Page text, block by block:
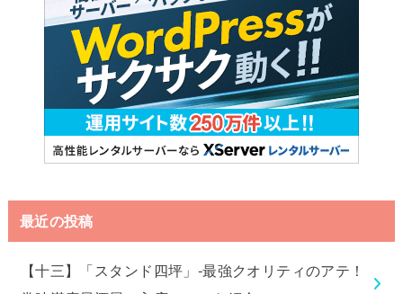
最近の投稿
【十三】「スタンド四坪」-最強クオリティのアテ！